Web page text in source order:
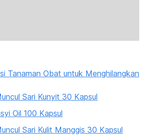
Tanaman Obat untuk Menghilangkan
Sari Kunyit 30 Kapsul
Oil 100 Kapsul
Sari Kulit Manggis 30 Kapsul